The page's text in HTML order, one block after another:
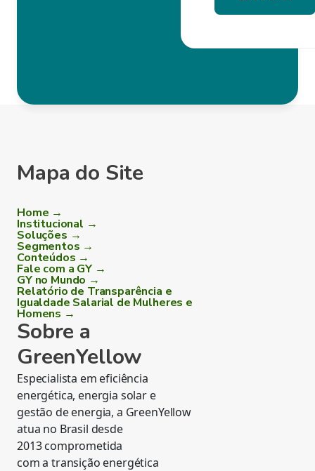
Mapa do Site
Home →
Institucional →
Soluções →
Segmentos →
Conteúdos →
Fale com a GY →
GY no Mundo →
Relatório de Transparência e
Igualdade Salarial de Mulheres e
Homens →
Sobre a
GreenYellow
Especialista em eficiência
energética, energia solar e
gestão de energia, a GreenYellow
atua no Brasil desde
2013 comprometida
com a transição energética